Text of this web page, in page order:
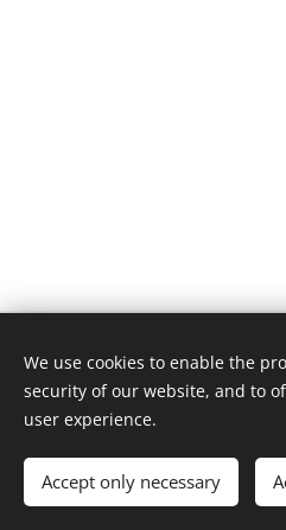
© 2023 Todos los
Español
We use cookies to enable the
security of our website, and to
user experience.
Accept only necessary